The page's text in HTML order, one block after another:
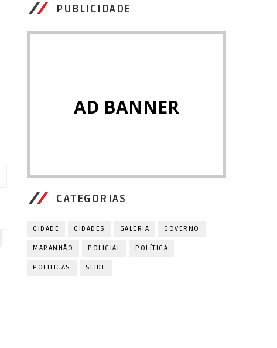
PUBLICIDADE
AD BANNER
CATEGORIAS
CIDADE CIDADES GALERIA GOVERNO
MARANHÃO POLICIAL POLÍTICA
POLITICAS SLIDE